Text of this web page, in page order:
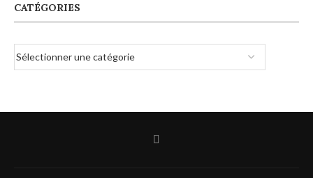
CATÉGORIES